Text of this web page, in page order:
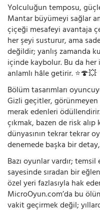
Yolculuğun temposu,
Mantar büyümeyi sağlar
çiçeği mesafeyi avantaja
her şeyi susturur, ama
değildir; yanlış zamanda
içinde kaybolur. Bu da
anlamlı hâle getirir. ⭐🍄💥
Bölüm tasarımları
Gizli geçitler,
merak edenleri
çıkmak, bazen de risk
dünyasının tekrar tekrar
denemede başka bir
Bazı oyunlar vardır;
sayesinde sıradan bir
özel yeri fazlasıyla hak
MicroOyun.com’da bu
vakit geçirmek değil;